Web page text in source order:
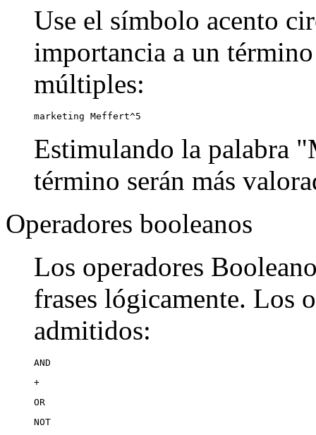
Use el símbolo acento
importancia a un
múltiples:
marketing Meffert^5
Estimulando la palabra
término serán más
Operadores booleanos
Los operadores
frases lógicamente. Los
admitidos:
AND
+
OR
NOT